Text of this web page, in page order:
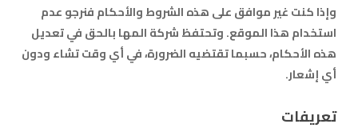
وإذا كنت غير موافق على هذه الشروط والأحكام فنرجو عدم
استخدام هذا الموقع. وتحتفظ شركة المها بالحق في تعديل
هذه الأحكام، حسبما تقتضيه الضرورة، في أي وقت تشاء ودون
أي إشعار.
تعريفات